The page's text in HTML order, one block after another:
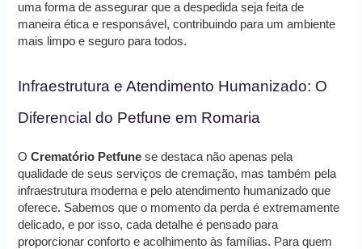
uma forma de assegurar que a despedida seja feita de
maneira ética e responsável, contribuindo para um ambiente
mais limpo e seguro para todos.
Infraestrutura e Atendimento Humanizado: O
Diferencial do Petfune em Romaria
OCrematório Petfune se destaca não apenas pela
qualidade de seus serviços de cremação, mas também pela
infraestrutura moderna e pelo atendimento humanizado que
oferece. Sabemos que o momento da perda é extremamente
delicado, e por isso, cada detalhe é pensado para
proporcionar conforto e acolhimento às famílias. Para quem